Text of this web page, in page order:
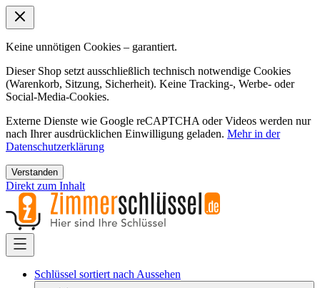
Keine unnötigen Cookies – garantiert.
Dieser Shop setzt ausschließlich technisch notwendige Cookies
(Warenkorb, Sitzung, Sicherheit). Keine Tracking-, Werbe- oder
Social-Media-Cookies.
Externe Dienste wie Google reCAPTCHA oder Videos werden nur
nach Ihrer ausdrücklichen Einwilligung geladen. Mehr in der
Datenschutzerklärung
Verstanden
Direkt zum Inhalt
Schlüssel sortiert nach Aussehen